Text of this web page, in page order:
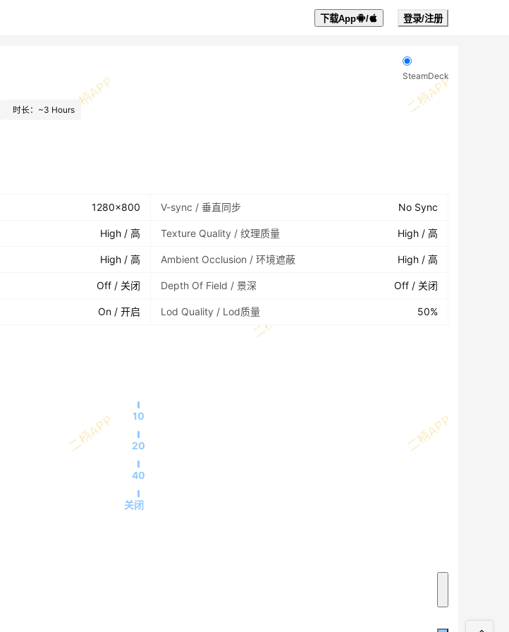
下载App / 登录/注册
SteamDeck
时长：~3 Hours
1280x800 V-sync / 垂直同步 No Sync
High / 高 Texture Quality / 纹理质量 High / 高
High / 高 Ambient Occlusion / 环境遮蔽 High / 高
Off / 关闭 Depth Of Field / 景深 Off / 关闭
On / 开启 Lod Quality / Lod质量 50%
10
20
40
关闭